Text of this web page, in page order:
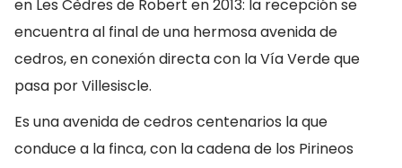
en Les Cèdres de Robert en 2013: la recepción se
encuentra al final de una hermosa avenida de
cedros, en conexión directa con la Vía Verde que
pasa por Villesiscle.
Es una avenida de cedros centenarios la que
conduce a la finca, con la cadena de los Pirineos